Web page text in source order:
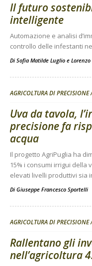
Il futuro
intelligente
Automazione e analisi
controllo delle infestanti
Di Sofia Matilde Luglio e
AGRICOLTURA DI PRECISIONE
Uva da tavola,
precisione fa
acqua
Il progetto AgriPuglia ha
15% i consumi irrigui
elevati livelli produttivi sia
Di Giuseppe Francesco Sportelli
AGRICOLTURA DI PRECISIONE
Rallentano gli
nell’agricoltura